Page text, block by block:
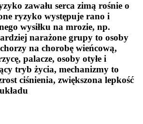
zawału serca zimą rośnie o
ryzyko występuje rano i
wysiłku na mrozie, np.
narażone grupy to osoby
na chorobę wieńcową,
palacze, osoby otyłe i
tryb życia, mechanizmy to
ciśnienia, zwiększona lepkość